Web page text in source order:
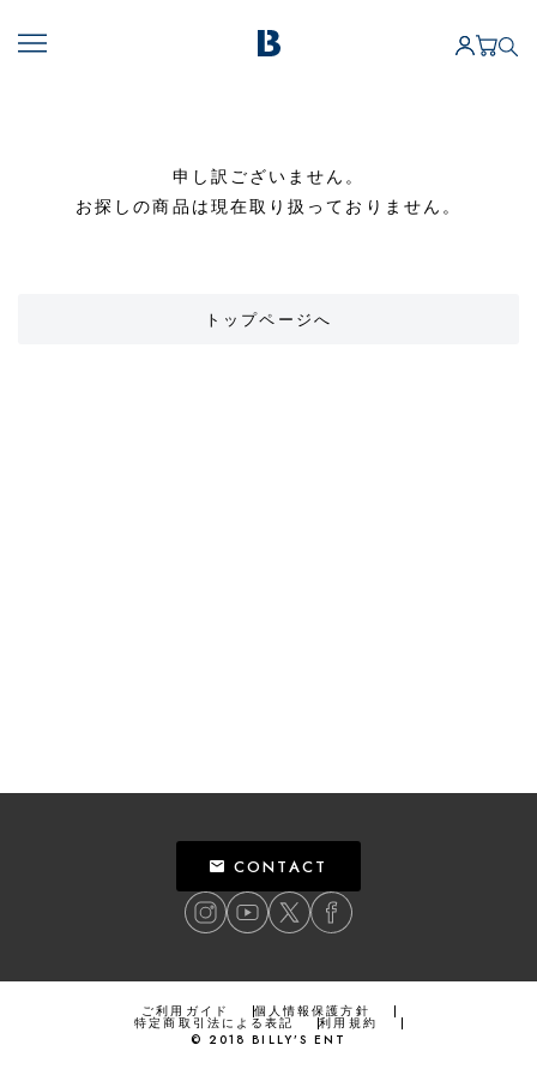
申し訳ございません。
お探しの商品は現在取り扱っておりません。
トップページへ
CONTACT
ご利用ガイド 個人情報保護方針
特定商取引法による表記
利用規約
© 2018 BILLY’S ENT